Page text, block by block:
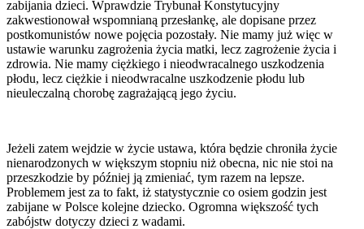
zabijania dzieci. Wprawdzie Trybunał Konstytucyjny
zakwestionował wspomnianą przesłankę, ale dopisane przez
postkomunistów nowe pojęcia pozostały. Nie mamy już więc w
ustawie warunku zagrożenia życia matki, lecz zagrożenie życia i
zdrowia. Nie mamy ciężkiego i nieodwracalnego uszkodzenia
płodu, lecz ciężkie i nieodwracalne uszkodzenie płodu lub
nieuleczalną chorobę zagrażającą jego życiu.
Jeżeli zatem wejdzie w życie ustawa, która będzie chroniła życie
nienarodzonych w większym stopniu niż obecna, nic nie stoi na
przeszkodzie by później ją zmieniać, tym razem na lepsze.
Problemem jest za to fakt, iż statystycznie co osiem godzin jest
zabijane w Polsce kolejne dziecko. Ogromna większość tych
zabójstw dotyczy dzieci z wadami.